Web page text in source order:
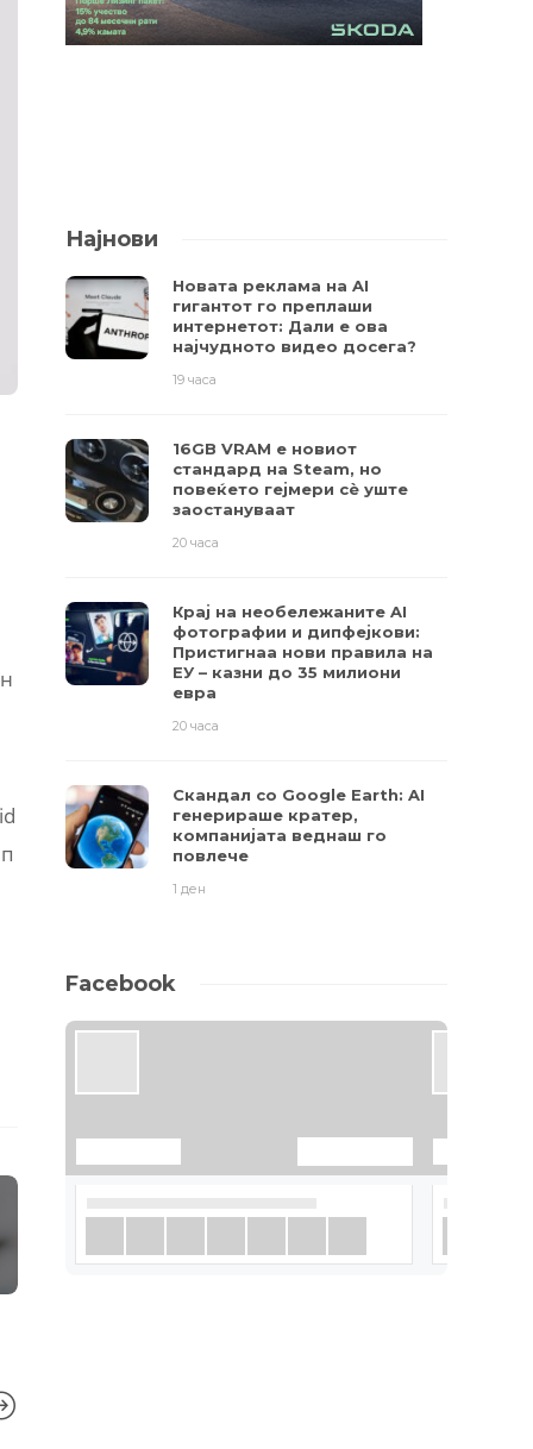
Најнови
Новата реклама на AI
гигантот го преплаши
интернетот: Дали е ова
најчудното видео досега?
19 часа
16GB VRAM е новиот
стандард на Steam, но
повеќето гејмери ​​сè уште
заостануваат
20 часа
Крај на необележаните AI
фотографии и дипфејкови:
Пристигнаа нови правила на
ЕУ – казни до 35 милиони
евра
20 часа
Скандал со Google Earth: AI
генерираше кратер,
компанијата веднаш го
повлече
1 ден
Facebook